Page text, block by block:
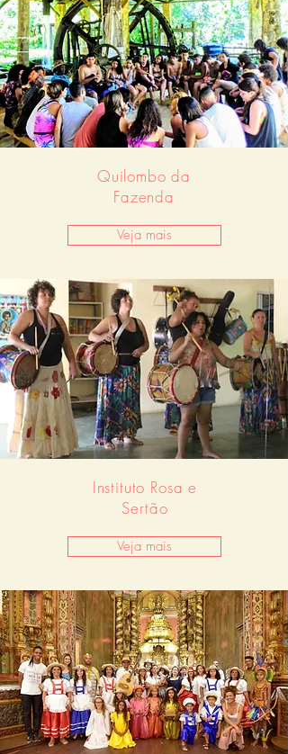
Quilombo da
Fazenda
Veja mais
Instituto Rosa e
Sertão
Veja mais